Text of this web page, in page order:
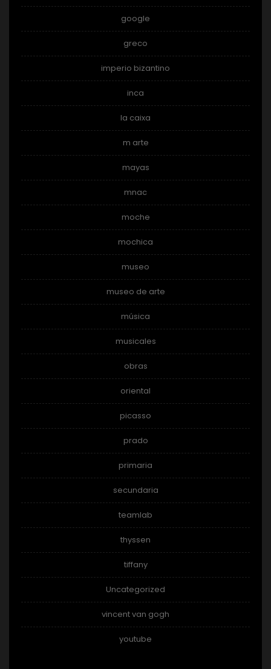
google
greco
imperio bizantino
inca
la caixa
m arte
mayas
mnac
moche
mochica
museo
museo de arte
música
musicales
obras
oriental
picasso
prado
primaria
secundaria
teamlab
thyssen
tiffany
Uncategorized
vincent van gogh
youtube